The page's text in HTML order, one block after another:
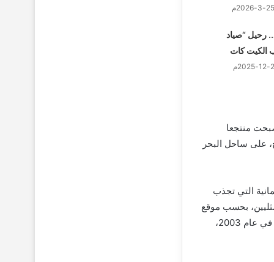
رحيل “صياد
الكيت كات
منتجعا
على ساحل البحر
التي تجذب
بحسب موقع
“تريب أدفيزور”، كما أنه تم وضع “المدينة البيضاء” على لائحة التراث العالمي التابعة لليونسكو في عام 2003،